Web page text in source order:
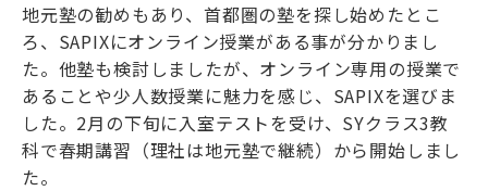
地元塾の勧めもあり、首都圏の塾を探し始めたとこ
ろ、SAPIXにオンライン授業がある事が分かりまし
た。他塾も検討しましたが、オンライン専用の授業で
あることや少人数授業に魅力を感じ、SAPIXを選びま
した。2月の下旬に入室テストを受け、SYクラス3教
科で春期講習（理社は地元塾で継続）から開始しまし
た。